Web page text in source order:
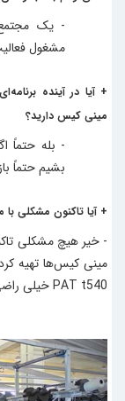
مشغول
+ آیا در آینده
مینی کیس دارید؟
- بله حتماً
بشیم حتماً
+ آیا تاکنون مشکلی با
- خیر هیچ مشکلی
مینی کیس‌ها تهیه
PAT t540خیلی